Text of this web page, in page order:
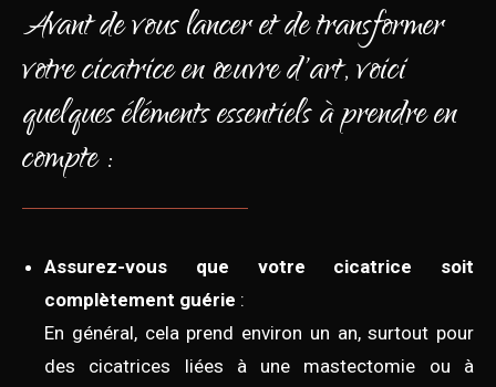
Avant de vous lancer et de transformer
votre cicatrice en œuvre d'art, voici
quelques éléments essentiels à prendre en
compte :
Assurez-vous que votre cicatrice soit
complètement guérie :
En général, cela prend environ un an, surtout pour
des cicatrices liées à une mastectomie ou à